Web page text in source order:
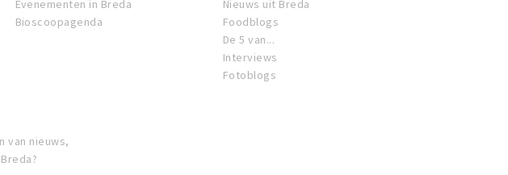
Evenementen in Breda
Bioscoopagenda
Nieuws uit Breda
Foodblogs
De 5 van...
Interviews
Fotoblogs
van nieuws,